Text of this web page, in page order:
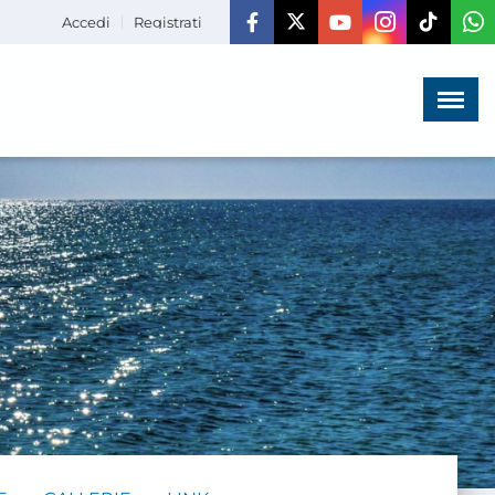
Accedi Registrati
Menù ×
LA VITA
DELL'ASSOCIAZIONE
COMUNICAZIONE,
PROGETTI ED EDITORIA
AMMINISTRAZIONE
TRASPARENTE